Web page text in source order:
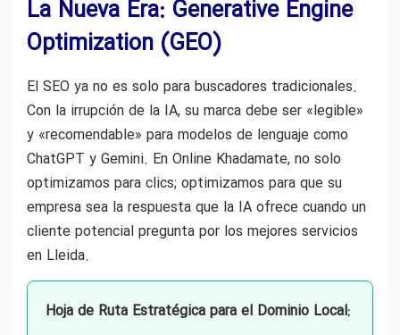
La Nueva Era: Generative Engine
Optimization (GEO)
El SEO ya no es solo para buscadores tradicionales.
Con la irrupción de la IA, su marca debe ser «legible»
y «recomendable» para modelos de lenguaje como
ChatGPT y Gemini. En Online Khadamate, no solo
optimizamos para clics; optimizamos para que su
empresa sea la respuesta que la IA ofrece cuando un
cliente potencial pregunta por los mejores servicios
en Lleida.
Hoja de Ruta Estratégica para el Dominio Local: